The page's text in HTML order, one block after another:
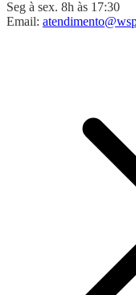
Seg à sex. 8h às 17:30
Email: